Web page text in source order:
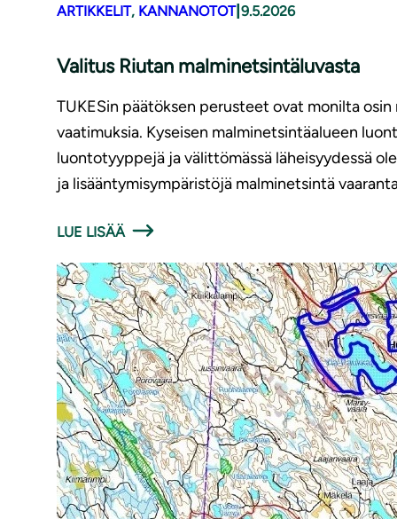
ARTIKKELIT, KANNANOTOT| 9.5.2026
Valitus Riutan malminetsintäluvasta
TUKESin päätöksen perusteet ovat monilta
vaatimuksia. Kyseisen malminetsintäalueen
luontotyyppejä ja välittömässä läheisyydessä
ja lisääntymisympäristöjä malminetsintä
LUE LISÄÄ